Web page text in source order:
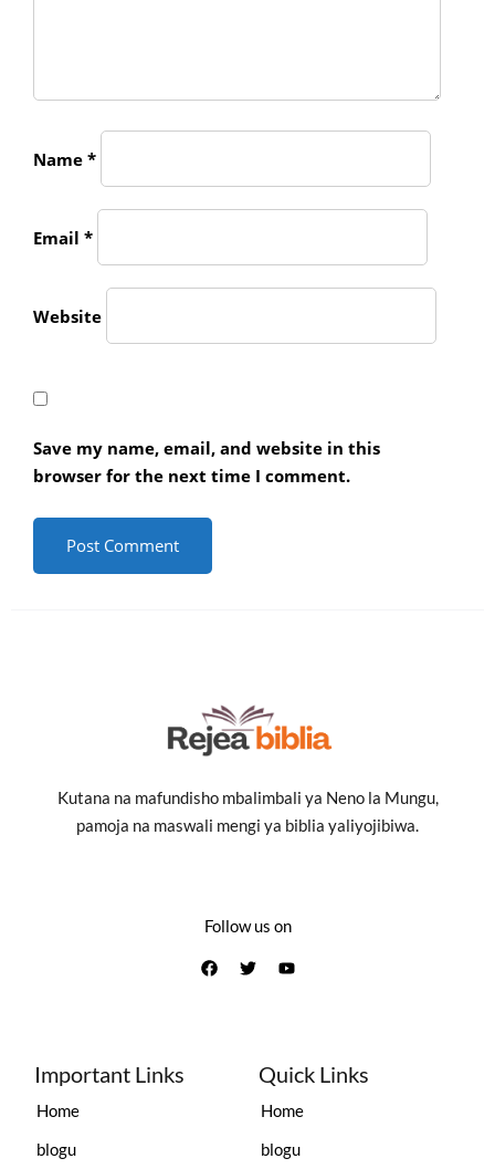
Name *
Email *
Website
Save my name, email, and website in this
browser for the next time I comment.
Kutana na mafundisho mbalimbali ya Neno la Mungu,
pamoja na maswali mengi ya biblia yaliyojibiwa.
Follow us on
Important Links
Home
blogu
Quick Links
Home
blogu